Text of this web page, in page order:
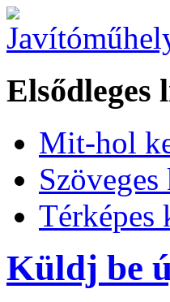
Elsődleges
Mit-hol
Szöveges
Térképes
Küldj be